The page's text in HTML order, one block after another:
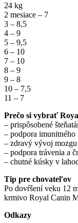
24 kg
2 mesiace – 7
3 – 8,5
4 – 9
5 – 9,5
6 – 10
7 – 10
8 – 9
9 – 8
10 – 7,5
11 – 7
Prečo si vybrať
– prispôsobené
– podpora imunitného
– zdravý vývoj mozgu
– podpora trávenia a
– chutné kúsky v
Tip pre chovateľov
Po dovŕšení veku 12
krmivo Royal Canin
Odkazy